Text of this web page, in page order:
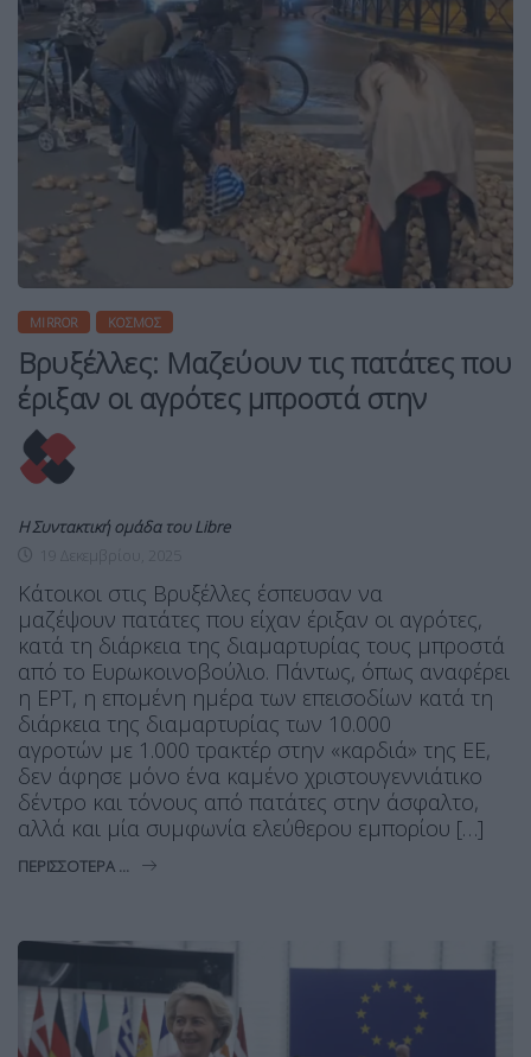
MIRROR ΚΌΣΜΟΣ
Βρυξέλλες: Μαζεύουν τις πατάτες που
έριξαν οι αγρότες μπροστά στην
Η Συντακτική ομάδα του Libre
Κάτοικοι στις Βρυξέλλες έσπευσαν να
μαζέψουν πατάτες που είχαν έριξαν οι αγρότες,
κατά τη διάρκεια της διαμαρτυρίας τους μπροστά
από το Ευρωκοινοβούλιο. Πάντως, όπως αναφέρει
η ΕΡΤ, η επομένη ημέρα των επεισοδίων κατά τη
διάρκεια της διαμαρτυρίας των 10.000
αγροτών με 1.000 τρακτέρ στην «καρδιά» της ΕΕ,
δεν άφησε μόνο ένα καμένο χριστουγεννιάτικο
δέντρο και τόνους από πατάτες στην άσφαλτο,
αλλά και μία συμφωνία ελεύθερου εμπορίου […]
ΠΕΡΙΣΣΌΤΕΡΑ ...